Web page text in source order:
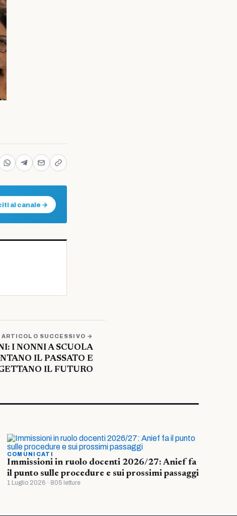
al canale →
ARTICOLO SUCCESSIVO →
I NONNI A SCUOLA
IL PASSATO E
IL FUTURO
COMUNICATI
Immissioni in ruolo docenti 2026/27: Anief fa
il punto sulle procedure e sui prossimi passaggi
1 Luglio 2026 · 805 letture